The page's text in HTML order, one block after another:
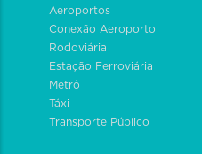
Aeroportos
Conexão Aeroporto
Rodoviária
Estação Ferroviária
Metrô
Táxi
Transporte Público